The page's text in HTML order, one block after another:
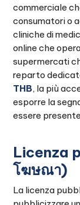
commerciale
consumatori o
cliniche di
online che
supermercati
reparto
THB, la più
esporre la
essere
Licenza
โฆษณา)
La licenza